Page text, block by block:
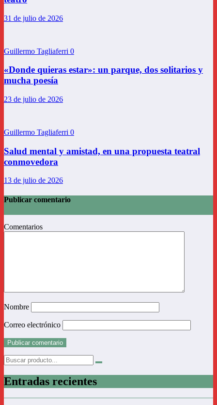
31 de julio de 2026
Guillermo Tagliaferri 0
«Donde quieras estar»: un parque, dos solitarios y
mucha poesía
23 de julio de 2026
Guillermo Tagliaferri 0
Salud mental y amistad, en una propuesta teatral
conmovedora
13 de julio de 2026
Publicar comentario
Comentarios
Nombre
Correo electrónico
Entradas recientes